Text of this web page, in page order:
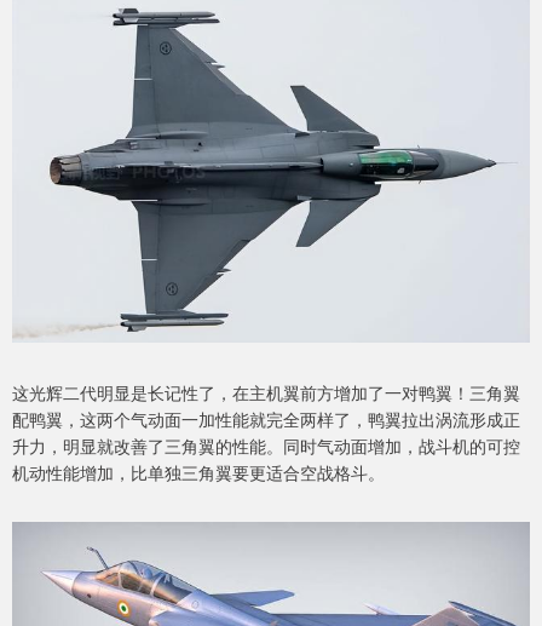
这光辉二代明显是长记性了，在主机翼前方增加了一对鸭翼！三角翼
配鸭翼，这两个气动面一加性能就完全两样了，鸭翼拉出涡流形成正
升力，明显就改善了三角翼的性能。同时气动面增加，战斗机的可控
机动性能增加，比单独三角翼要更适合空战格斗。